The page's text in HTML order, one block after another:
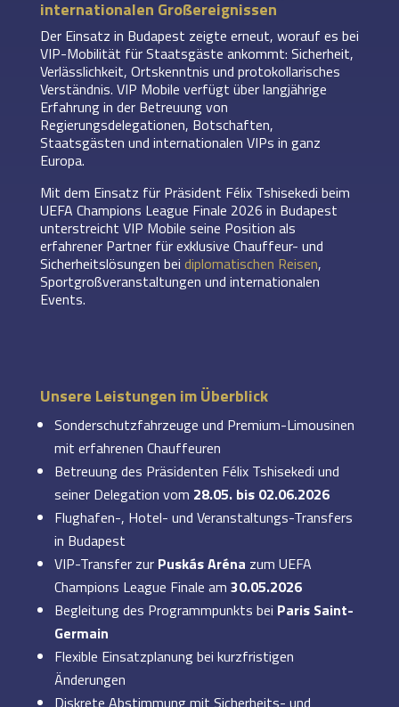
internationalen Großereignissen
Der Einsatz in Budapest zeigte erneut, worauf es bei
VIP-Mobilität für Staatsgäste ankommt: Sicherheit,
Verlässlichkeit, Ortskenntnis und protokollarisches
Verständnis. VIP Mobile verfügt über langjährige
Erfahrung in der Betreuung von
Regierungsdelegationen, Botschaften,
Staatsgästen und internationalen VIPs in ganz
Europa.
Mit dem Einsatz für Präsident Félix Tshisekedi beim
UEFA Champions League Finale 2026 in Budapest
unterstreicht VIP Mobile seine Position als
erfahrener Partner für exklusive Chauffeur- und
Sicherheitslösungen bei diplomatischen Reisen,
Sportgroßveranstaltungen und internationalen
Events.
Unsere Leistungen im Überblick
Sonderschutzfahrzeuge und Premium-Limousinen
mit erfahrenen Chauffeuren
Betreuung des Präsidenten Félix Tshisekedi und
seiner Delegation vom 28.05. bis 02.06.2026
Flughafen-, Hotel- und Veranstaltungs-Transfers
in Budapest
VIP-Transfer zur Puskás Aréna zum UEFA
Champions League Finale am 30.05.2026
Begleitung des Programmpunkts bei Paris Saint-
Germain
Flexible Einsatzplanung bei kurzfristigen
Änderungen
Diskrete Abstimmung mit Sicherheits- und